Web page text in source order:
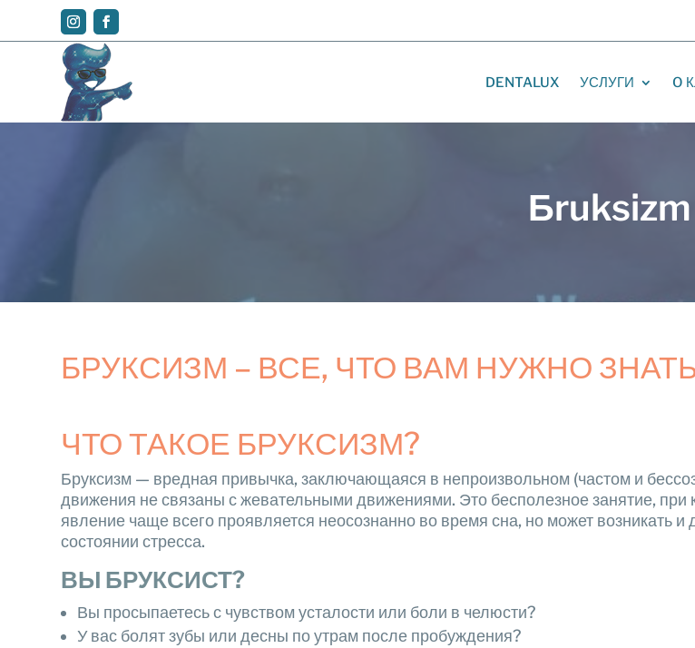
DENTALUX УСЛУГИ O
Бruksizm
БРУКСИЗМ – ВСЕ, ЧТО ВАМ НУЖНО
ЧТО ТАКОЕ БРУКСИЗМ?
Бруксизм — вредная привычка, заключающаяся в непроизвольном (частом и
движения не связаны с жевательными движениями. Это бесполезное занятие,
явление чаще всего проявляется неосознанно во время сна, но может возникать
состоянии стресса.
ВЫ БРУКСИСТ?
Вы просыпаетесь с чувством усталости или боли в челюсти?
У вас болят зубы или десны по утрам после пробуждения?